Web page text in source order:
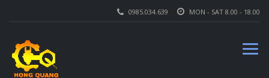
MON - SAT 8.00 - 18.00
0985.034.639